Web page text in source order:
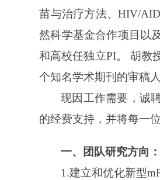
苗与治疗方法、HIV/
然科学基金合作项目以
和高校任独立PI。 胡教
个知名学术期刊的审稿人
现因工作需要， 诚
的经费支持，并将每一
一、
团队研究方向：
1.建立和优化新型